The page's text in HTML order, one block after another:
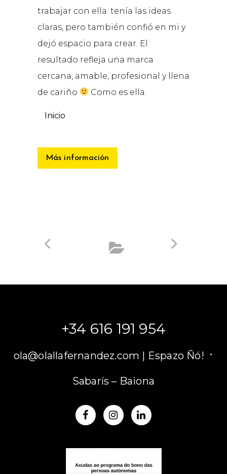
trabajar con ella: tenía las ideas
claras, pero también confió en mi y
dejó espacio para crear. El
resultado refleja una marca
cercana, amable, profesional y llena
de cariño
Como es ella.
Inicio
Más información
+34 616 191 954
ola@olallafernandez.com | Espazo Ñó! ·
Sabarís – Baiona